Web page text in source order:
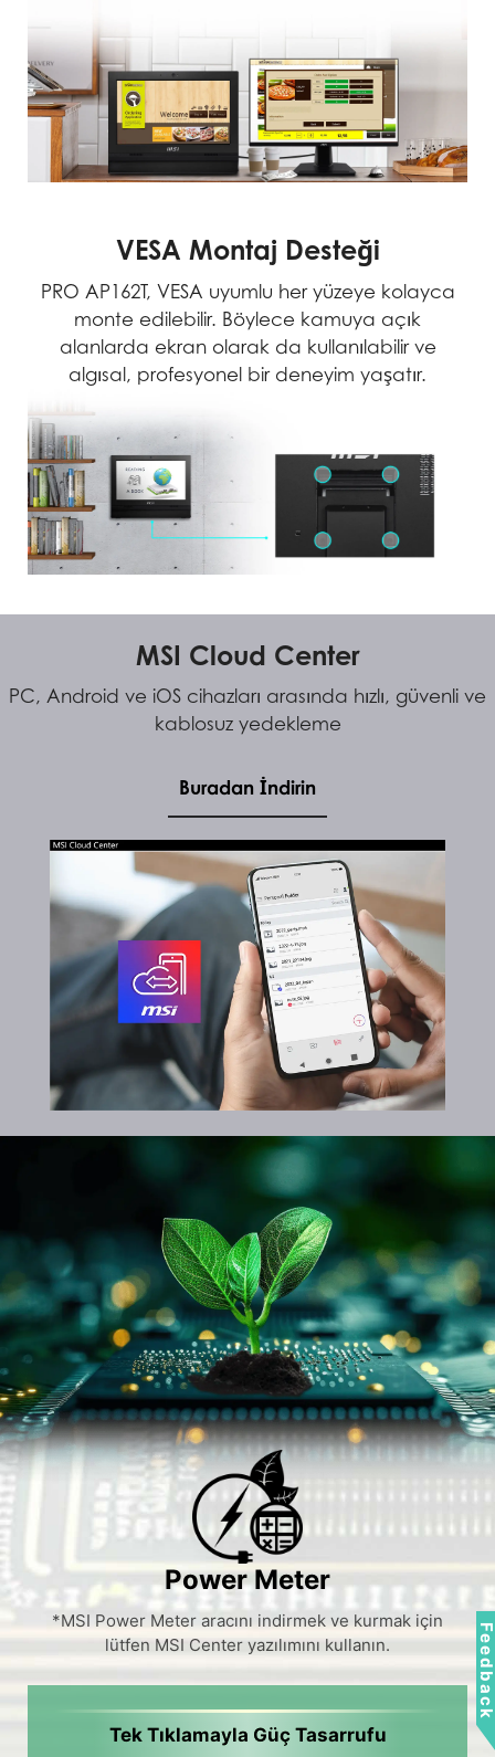
VESA Montaj Desteği
PRO AP162T, VESA uyumlu her yüzeye kolayca
monte edilebilir. Böylece kamuya açık
alanlarda ekran olarak da kullanılabilir ve
algısal, profesyonel bir deneyim yaşatır.
MSI Cloud Center
PC, Android ve iOS cihazları arasında hızlı, güvenli ve
kablosuz yedekleme
Buradan İndirin
Power Meter
*MSI Power Meter aracını indirmek ve kurmak için
lütfen MSI Center yazılımını kullanın.
Tek Tıklamayla Güç Tasarrufu